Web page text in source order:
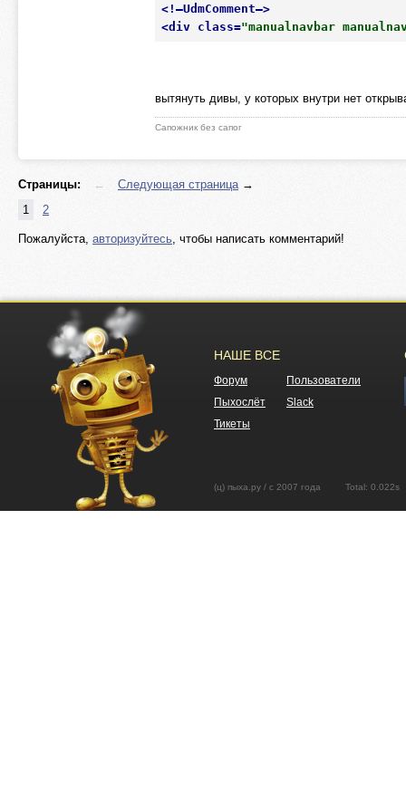
<!–UdmComment–>
<div class="manualnavbar
вытянуть дивы, у которых внутри нет
Сапожник без сапог
Страницы: ← Следующая страница→
1
2
Пожалуйста, авторизуйтесь, чтобы написать комментарий!
НАШЕ ВСЕ
Форум
Пользователи
Пыхослёт
Slack
Тикеты
(ц) пыха.ру / с 2007 года Total: